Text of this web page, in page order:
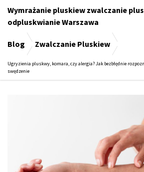
Wymrażanie pluskiew zwalczanie
odpluskwianie Warszawa
Blog Zwalczanie Pluskiew
Ugryzienia pluskwy, komara, czy alergia? Jak bezbłędnie
swędzenie